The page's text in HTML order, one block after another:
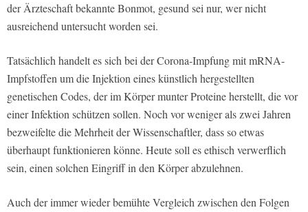
der Ärzteschaft bekannte Bonmot, gesund sei nur, wer nicht
ausreichend untersucht worden sei.
Tatsächlich handelt es sich bei der Corona-Impfung mit mRNA-
Impfstoffen um die Injektion eines künstlich hergestellten
genetischen Codes, der im Körper munter Proteine herstellt, die vor
einer Infektion schützen sollen. Noch vor weniger als zwei Jahren
bezweifelte die Mehrheit der Wissenschaftler, dass so etwas
überhaupt funktionieren könne. Heute soll es ethisch verwerflich
sein, einen solchen Eingriff in den Körper abzulehnen.
Auch der immer wieder bemühte Vergleich zwischen den Folgen